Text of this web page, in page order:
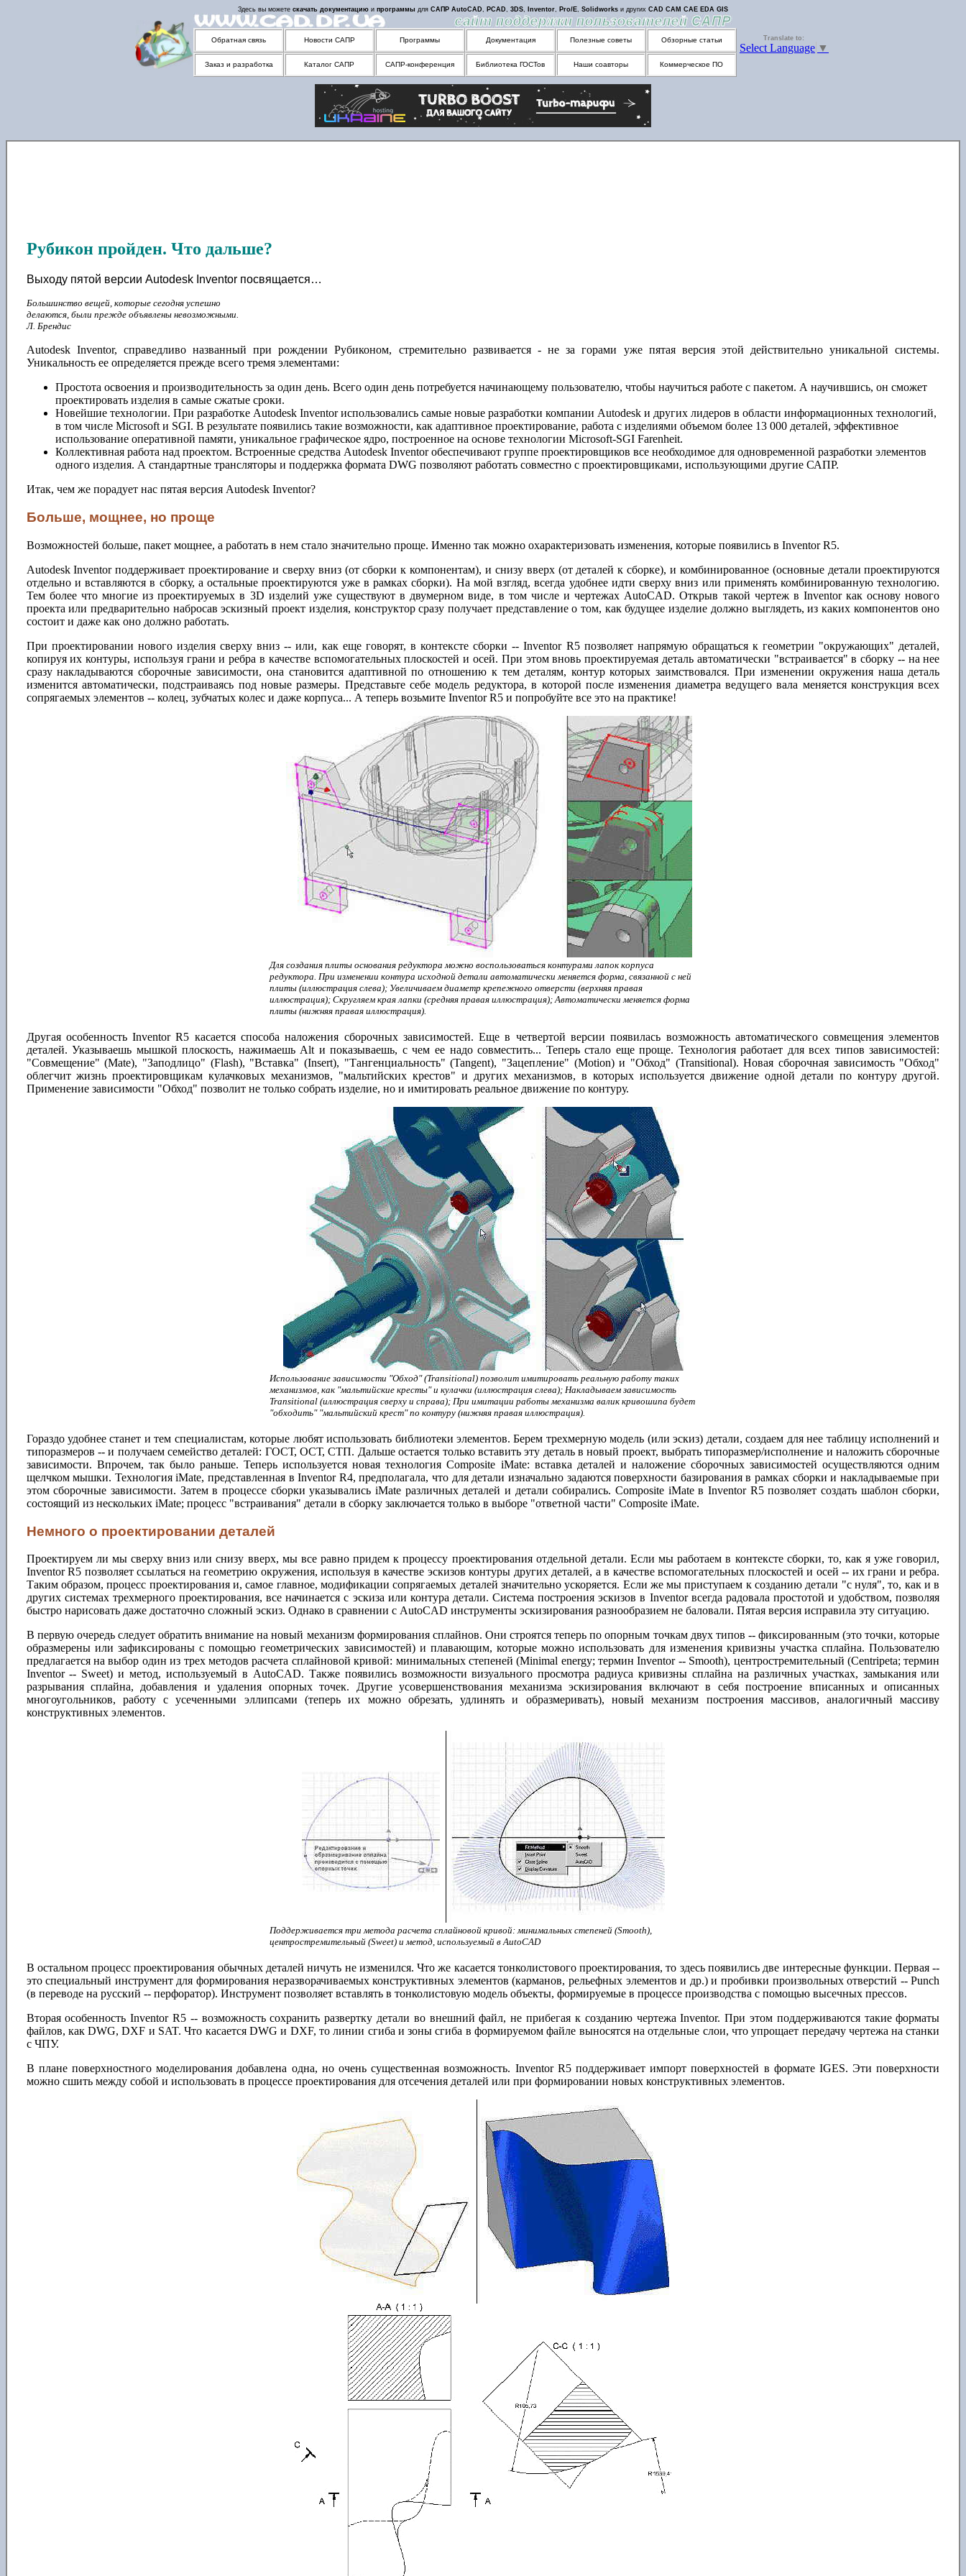
Здесь вы можете скачать документацию и программы для САПР AutoCAD, PCAD, 3DS, Inventor, Pro/E, Solidworks и других CAD CAM CAE EDA GIS
Translate to:
Select Language ▼
Обратная связь Новости САПР Программы Документация Полезные советы Обзорные статьи
Заказ и разработка Каталог САПР САПР-конференция Библиотека ГОСТов Наши соавторы Коммерческое ПО
Рубикон пройден. Что дальше?
Выходу пятой версии Autodesk Inventor посвящается…
Большинство вещей, которые сегодня успешно
делаются, были прежде объявлены невозможными.
Л. Брендис
Autodesk Inventor, справедливо названный при рождении Рубиконом, стремительно развивается - не за горами уже пятая версия этой действительно уникальной системы.
Уникальность ее определяется прежде всего тремя элементами:
Простота освоения и производительность за один день. Всего один день потребуется начинающему пользователю, чтобы научиться работе с пакетом. А научившись, он сможет
проектировать изделия в самые сжатые сроки.
Новейшие технологии. При разработке Autodesk Inventor использовались самые новые разработки компании Autodesk и других лидеров в области информационных технологий,
в том числе Microsoft и SGI. В результате появились такие возможности, как адаптивное проектирование, работа с изделиями объемом более 13 000 деталей, эффективное
использование оперативной памяти, уникальное графическое ядро, построенное на основе технологии Microsoft-SGI Farenheit.
Коллективная работа над проектом. Встроенные средства Autodesk Inventor обеспечивают группе проектировщиков все необходимое для одновременной разработки элементов
одного изделия. А стандартные трансляторы и поддержка формата DWG позволяют работать совместно с проектировщиками, использующими другие САПР.
Итак, чем же порадует нас пятая версия Autodesk Inventor?
Больше, мощнее, но проще
Возможностей больше, пакет мощнее, а работать в нем стало значительно проще. Именно так можно охарактеризовать изменения, которые появились в Inventor R5.
Autodesk Inventor поддерживает проектирование и сверху вниз (от сборки к компонентам), и снизу вверх (от деталей к сборке), и комбинированное (основные детали проектируются
отдельно и вставляются в сборку, а остальные проектируются уже в рамках сборки). На мой взгляд, всегда удобнее идти сверху вниз или применять комбинированную технологию.
Тем более что многие из проектируемых в 3D изделий уже существуют в двумерном виде, в том числе и чертежах AutoCAD. Открыв такой чертеж в Inventor как основу нового
проекта или предварительно набросав эскизный проект изделия, конструктор сразу получает представление о том, как будущее изделие должно выглядеть, из каких компонентов оно
состоит и даже как оно должно работать.
При проектировании нового изделия сверху вниз -- или, как еще говорят, в контексте сборки -- Inventor R5 позволяет напрямую обращаться к геометрии "окружающих" деталей,
копируя их контуры, используя грани и ребра в качестве вспомогательных плоскостей и осей. При этом вновь проектируемая деталь автоматически "встраивается" в сборку -- на нее
сразу накладываются сборочные зависимости, она становится адаптивной по отношению к тем деталям, контур которых заимствовался. При изменении окружения наша деталь
изменится автоматически, подстраиваясь под новые размеры. Представьте себе модель редуктора, в которой после изменения диаметра ведущего вала меняется конструкция всех
сопрягаемых элементов -- колец, зубчатых колес и даже корпуса... А теперь возьмите Inventor R5 и попробуйте все это на практике!
Для создания плиты основания редуктора можно воспользоваться контурами лапок корпуса
редуктора. При изменении контура исходной детали автоматически меняется форма, связанной с ней
плиты (иллюстрация слева); Увеличиваем диаметр крепежного отверсти (верхняя правая
иллюстрация); Скругляем края лапки (средняя правая иллюстрация); Автоматически меняется форма
плиты (нижняя правая иллюстрация).
Другая особенность Inventor R5 касается способа наложения сборочных зависимостей. Еще в четвертой версии появилась возможность автоматического совмещения элементов
деталей. Указываешь мышкой плоскость, нажимаешь Alt и показываешь, с чем ее надо совместить... Теперь стало еще проще. Технология работает для всех типов зависимостей:
"Совмещение" (Mate), "Заподлицо" (Flash), "Вставка" (Insert), "Тангенциальность" (Tangent), "Зацепление" (Motion) и "Обход" (Transitional). Новая сборочная зависимость "Обход"
облегчит жизнь проектировщикам кулачковых механизмов, "мальтийских крестов" и других механизмов, в которых используется движение одной детали по контуру другой.
Применение зависимости "Обход" позволит не только собрать изделие, но и имитировать реальное движение по контуру.
Использование зависимости "Обход" (Transitional) позволит имитировать реальную работу таких
механизмов, как "мальтийские кресты" и кулачки (иллюстрация слева); Накладываем зависимость
Transitional (иллюстрация сверху и справа); При имитации работы механизма валик кривошипа будет
"обходить" "мальтийский крест" по контуру (нижняя правая иллюстрация).
Гораздо удобнее станет и тем специалистам, которые любят использовать библиотеки элементов. Берем трехмерную модель (или эскиз) детали, создаем для нее таблицу исполнений и
типоразмеров -- и получаем семейство деталей: ГОСТ, ОСТ, СТП. Дальше остается только вставить эту деталь в новый проект, выбрать типоразмер/исполнение и наложить сборочные
зависимости. Впрочем, так было раньше. Теперь используется новая технология Composite iMate: вставка деталей и наложение сборочных зависимостей осуществляются одним
щелчком мышки. Технология iMate, представленная в Inventor R4, предполагала, что для детали изначально задаются поверхности базирования в рамках сборки и накладываемые при
этом сборочные зависимости. Затем в процессе сборки указывались iMate различных деталей и детали собирались. Composite iMate в Inventor R5 позволяет создать шаблон сборки,
состоящий из нескольких iMate; процесс "встраивания" детали в сборку заключается только в выборе "ответной части" Composite iMate.
Немного о проектировании деталей
Проектируем ли мы сверху вниз или снизу вверх, мы все равно придем к процессу проектирования отдельной детали. Если мы работаем в контексте сборки, то, как я уже говорил,
Inventor R5 позволяет ссылаться на геометрию окружения, используя в качестве эскизов контуры других деталей, а в качестве вспомогательных плоскостей и осей -- их грани и ребра.
Таким образом, процесс проектирования и, самое главное, модификации сопрягаемых деталей значительно ускоряется. Если же мы приступаем к созданию детали "с нуля", то, как и в
других системах трехмерного проектирования, все начинается с эскиза или контура детали. Система построения эскизов в Inventor всегда радовала простотой и удобством, позволяя
быстро нарисовать даже достаточно сложный эскиз. Однако в сравнении с AutoCAD инструменты эскизирования разнообразием не баловали. Пятая версия исправила эту ситуацию.
В первую очередь следует обратить внимание на новый механизм формирования сплайнов. Они строятся теперь по опорным точкам двух типов -- фиксированным (это точки, которые
образмерены или зафиксированы с помощью геометрических зависимостей) и плавающим, которые можно использовать для изменения кривизны участка сплайна. Пользователю
предлагается на выбор один из трех методов расчета сплайновой кривой: минимальных степеней (Minimal energy; термин Inventor -- Smooth), центростремительный (Centripeta; термин
Inventor -- Sweet) и метод, используемый в AutoCAD. Также появились возможности визуального просмотра радиуса кривизны сплайна на различных участках, замыкания или
разрывания сплайна, добавления и удаления опорных точек. Другие усовершенствования механизма эскизирования включают в себя построение вписанных и описанных
многоугольников, работу с усеченными эллипсами (теперь их можно обрезать, удлинять и образмеривать), новый механизм построения массивов, аналогичный массиву
конструктивных элементов.
Поддерживается три метода расчета сплайновой кривой: минимальных степеней (Smooth),
центростремительный (Sweet) и метод, используемый в AutoCAD
В остальном процесс проектирования обычных деталей ничуть не изменился. Что же касается тонколистового проектирования, то здесь появились две интересные функции. Первая --
это специальный инструмент для формирования неразворачиваемых конструктивных элементов (карманов, рельефных элементов и др.) и пробивки произвольных отверстий -- Punch
(в переводе на русский -- перфоратор). Инструмент позволяет вставлять в тонколистовую модель объекты, формируемые в процессе производства с помощью высечных прессов.
Вторая особенность Inventor R5 -- возможность сохранить развертку детали во внешний файл, не прибегая к созданию чертежа Inventor. При этом поддерживаются такие форматы
файлов, как DWG, DXF и SAT. Что касается DWG и DXF, то линии сгиба и зоны сгиба в формируемом файле выносятся на отдельные слои, что упрощает передачу чертежа на станки
с ЧПУ.
В плане поверхностного моделирования добавлена одна, но очень существенная возможность. Inventor R5 поддерживает импорт поверхностей в формате IGES. Эти поверхности
можно сшить между собой и использовать в процессе проектирования для отсечения деталей или при формировании новых конструктивных элементов.